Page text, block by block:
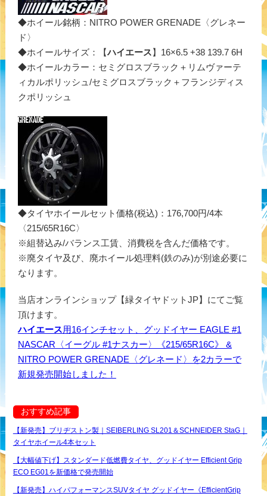
◆ホイール銘柄：NITRO POWER GRENADE〈グレネー
ド〉
◆ホイールサイズ：【ハイエース】16×6.5 +38 139.7 6H
◆ホイールカラー：セミグロスブラック＋リムヴァーテ
ィカルポリッシュ/セミグロスブラック＋フランジディス
クポリッシュ
◆タイヤホイールセット価格(税込)：176,700円/4本
〈215/65R16C〉
※組替込み/バランス工賃、消費税を含んだ価格です。
※廃タイヤ及び、廃ホイール処理料(鉄のみ)が別途必要に
なります。
当店オンラインショップ【緑タイヤドットJP】にてご覧
頂けます。
ハイエース用16インチセット、グッドイヤー EAGLE #1
NASCAR〈イーグル #1ナスカー〉《215/65R16C》 &
NITRO POWER GRENADE〈グレネード〉を2カラーで
新規発売開始しました！
おすすめ記事
【新発売】ブリヂストン製｜SEIBERLING SL201＆SCHNEIDER StaG｜
タイヤホイール4本セット
【大幅値下げ】スタンダード低燃費タイヤ、グッドイヤー Efficient Grip
ECO EG01を新価格で発売開始
【新発売】ハイパフォーマンスSUVタイヤ グッドイヤー《EfficientGrip